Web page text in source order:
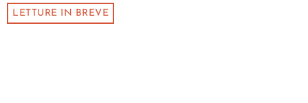
LETTURE IN BREVE